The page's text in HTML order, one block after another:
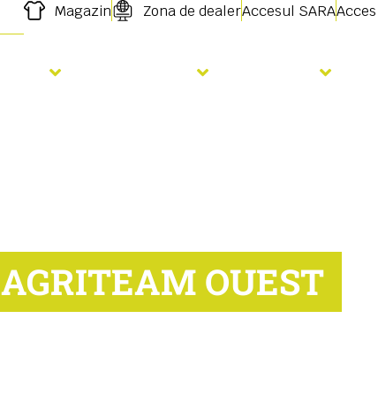
Magazin Zona de dealerAccesul SARA
AGRITEAM OUEST